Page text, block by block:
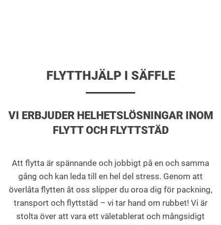
FLYTTHJÄLP I SÄFFLE
VI ERBJUDER HELHETSLÖSNINGAR INOM
FLYTT OCH FLYTTSTÄD
Att flytta är spännande och jobbigt på en och samma
gång och kan leda till en hel del stress. Genom att
överlåta flytten åt oss slipper du oroa dig för packning,
transport och flyttstäd – vi tar hand om rubbet! Vi är
stolta över att vara ett väletablerat och mångsidigt